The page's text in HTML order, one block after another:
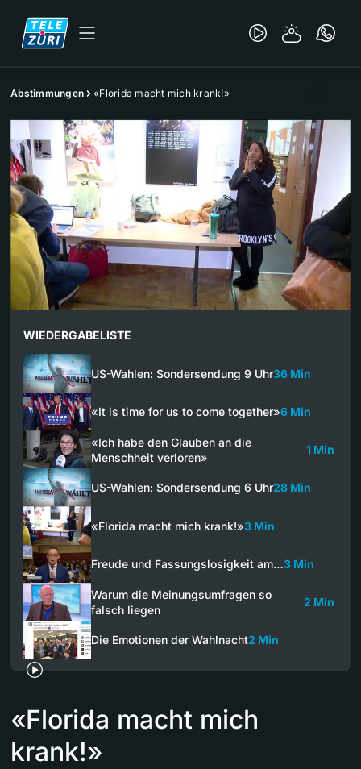
Abstimmungen «Florida macht mich krank!»
WIEDERGABELISTE
US-Wahlen: Sondersendung 9 Uhr36 Min
«It is time for us to come together»6 Min
«Ich habe den Glauben an die
Menschheit verloren»
1 Min
US-Wahlen: Sondersendung 6 Uhr28 Min
«Florida macht mich krank!»3 Min
Freude und Fassungslosigkeit am…3 Min
Warum die Meinungsumfragen so
falsch liegen
2 Min
Die Emotionen der Wahlnacht2 Min
«Florida macht mich
krank!»